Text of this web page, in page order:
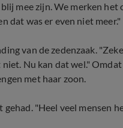
mee zijn. We merken het
dat was er even niet meer."
van de zedenzaak.
Nu kan dat wel."
met haar zoon.
"Heel veel mensen